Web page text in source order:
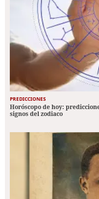
PREDICCIONES
Horóscopo de hoy:
signos del zodiaco